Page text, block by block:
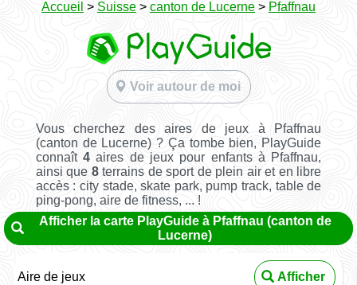
Accueil > Suisse > canton de Lucerne > Pfaffnau
Voir autour de moi
Vous cherchez des aires de jeux à Pfaffnau
(canton de Lucerne) ? Ça tombe bien, PlayGuide
connaît4 aires de jeux pour enfants à Pfaffnau,
ainsi que 8terrains de sport de plein air et en libre
accès : city stade, skate park, pump track, table de
ping-pong, aire de fitness, ... !
Afficher la carte PlayGuide à Pfaffnau (canton de
Lucerne)
Aire de jeux Afficher